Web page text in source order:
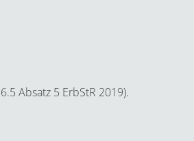
Absatz 5 ErbStR 2019).